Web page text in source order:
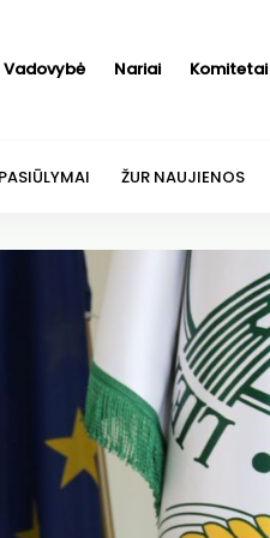
Vadovybė Nariai Komitetai
ŽUR NAUJIENOS